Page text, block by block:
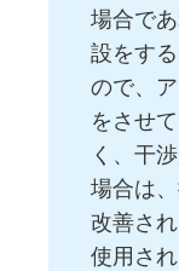
場合で
設をす
ので、
をさせ
く、干
場合は
改善さ
使用さ